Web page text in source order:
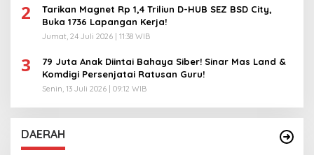
2
Tarikan Magnet Rp 1,4 Triliun D-HUB SEZ BSD City,
Buka 1736 Lapangan Kerja!
Jumat, 24 Juli 2026 | 11:38 WIB
3
79 Juta Anak Diintai Bahaya Siber! Sinar Mas Land &
Komdigi Persenjatai Ratusan Guru!
Senin, 13 Juli 2026 | 09:12 WIB
DAERAH